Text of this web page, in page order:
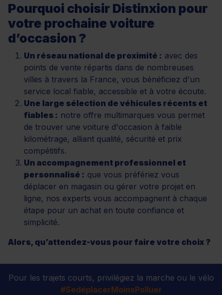
Pourquoi choisir Distinxion pour
votre prochaine voiture
d’occasion ?
Un réseau national de proximité : avec des
points de vente répartis dans de nombreuses
villes à travers la France, vous bénéficiez d'un
service local fiable, accessible et à votre écoute.
Une large sélection de véhicules récents et
fiables : notre offre multimarques vous permet
de trouver une voiture d'occasion à faible
kilométrage, alliant qualité, sécurité et prix
compétitifs.
Un accompagnement professionnel et
personnalisé : que vous préfériez vous
déplacer en magasin ou gérer votre projet en
ligne, nos experts vous accompagnent à chaque
étape pour un achat en toute confiance et
simplicité.
Alors, qu’attendez-vous pour faire votre choix ?
Pour les trajets courts, privilégiez la marche ou le vélo
#SedéplacerMoinsPolluer